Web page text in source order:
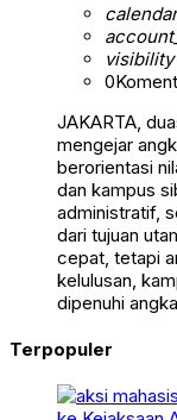
visibility
0
JAKARTA,
mengejar
berorientasi
dan kampus
administratif,
dari tujuan
cepat, tetapi
kelulusan,
dipenuhi
Terpopuler